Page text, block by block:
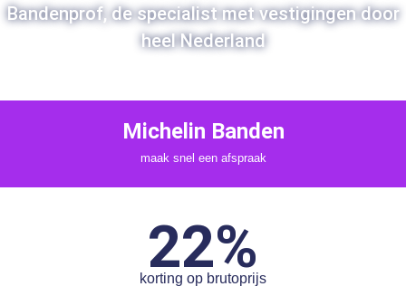
Bandenprof, de specialist met vestigingen door
heel Nederland
Michelin Banden
maak snel een afspraak
22%
korting op brutoprijs